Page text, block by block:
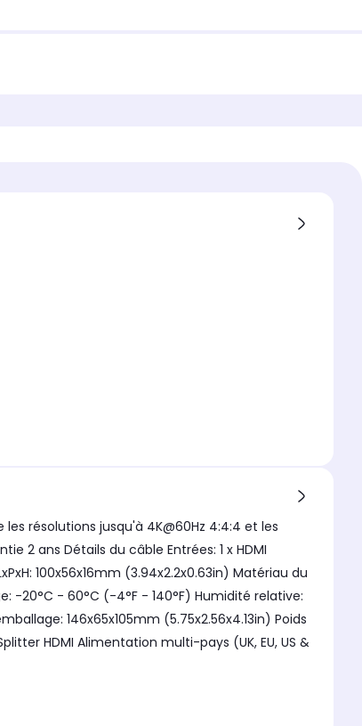
résolutions jusqu'à 4K@60Hz 4:4:4 et les
2 ans Détails du câble Entrées: 1 x HDMI
100x56x16mm (3.94x2.2x0.63in) Matériau du
-20°C - 60°C (-4°F - 140°F) Humidité relative:
146x65x105mm (5.75x2.56x4.13in) Poids
HDMI Alimentation multi-pays (UK, EU, US &